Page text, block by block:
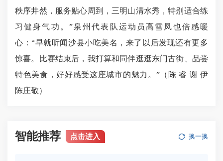
秩序井然，服务贴心周到，三明山清水秀，特别适合练
习健身气功。”泉州代表队运动员高雪凤也倍感暖
心：“早就听闻沙县小吃美名，来了以后发现还有更多
惊喜。比赛结束后，我打算和同伴逛逛东门古街、品尝
特色美食，好好感受这座城市的魅力。”（ 陈 睿 谢 伊
陈庄敬）
智能推荐 点击进入 换一换